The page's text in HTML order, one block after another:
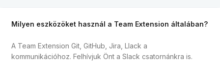
Milyen eszközöket használ a Team Extension általában?
A Team Extension Git, GitHub, Jira, Llack a
kommunikációhoz. Felhívjuk Önt a Slack csatornánkra is.